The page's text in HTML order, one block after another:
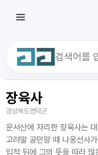
최근 검색어
장육사
경상북도영덕군
운서산에 자리한 장육사는
고려말 공민왕 때 나옹선사
입적 뒤에 그의 뜻을 따라